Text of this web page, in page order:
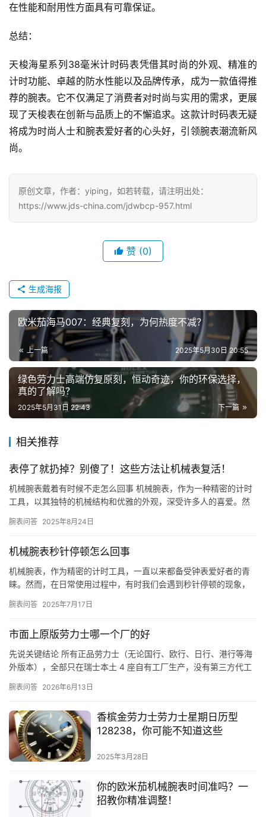
表
问
答
在性能和耐用性方面具有可靠保证。
总结：
天梭海星系列38毫米计时码表凭借其时尚的外观、精准的
计时功能、卓越的防水性能以及品牌传承，成为一款值得推
荐的腕表。它不仅满足了消费者对时尚与实用的需求，更展
现了天梭表在创新与品质上的不懈追求。这款计时码表无疑
将成为时尚人士和腕表爱好者的心头好，引领腕表潮流新风
尚。
原创文章，作者：yiping，如若转载，请注明出处：
https://www.jds-china.com/jdwbcp-957.html
赞 (0)
生成海报
欧米茄海马007：经典复刻，为何热度不减？
上一篇 2025年5月30日 20:55
绿色劳力士高端仿复原刻，恒动奇迹，你的环保选择，
真的了解吗？
下一篇
2025年5月31日 22:43
相关推荐
表停了就扔掉？别傻了！这些方法让机械表复活！
机械腕表戴着有时候不走怎么回事 机械腕表，作为一种精密的计时
工具，以其独特的机械结构和优雅的外观，深受许多人的喜爱。然
究竟…
腕表问答 2025年8月24日
机械腕表秒针停顿怎么回事
机械腕表，作为精密的计时工具，一直以来都备受钟表爱好者的青
睐。然而，在日常使用过程中，有时我们会遇到秒针停顿的现象，
械腕…
腕表问答 2025年7月17日
市面上原版劳力士哪一个厂的好
先说关键结论 所有正品劳力士（无论国行、欧行、日行、港行等海
外版本），全部只在瑞士本土 4 座自有工厂生产，没有第三方代工
腕表问答 2026年6月13日
香槟金劳力士劳力士星期日历型
128238，你可能不知道这些
2025年3月28日
你的欧米茄机械腕表时间准吗？一
招教你精准调整！